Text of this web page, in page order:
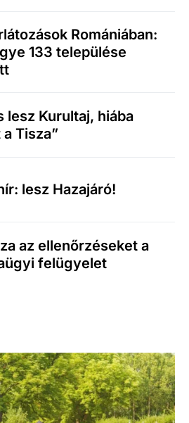
Romániában:
133 települése
lesz Kurultaj, hiába
a Tisza”
lesz Hazajáró!
az ellenőrzéseket a
felügyelet